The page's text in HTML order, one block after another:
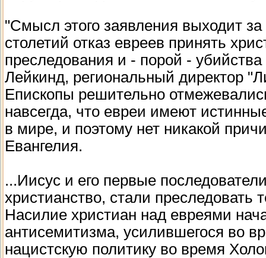
"Смысл этого заявления выходит
столетий отказ евреев принять
преследования и - порой -
Лейкинд, региональный директор
Епископы решительно
навсегда, что евреи имеют
в мире, и поэтому нет никакой
Евангелия.
...Иисус и его первые
христианство, стали преследовать
Насилие христиан над евреями
антисемитизма, усилившегося во
нацистскую политику во время